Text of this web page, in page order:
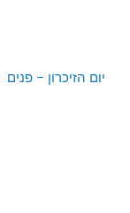
יום הזיכרון – פנים